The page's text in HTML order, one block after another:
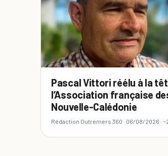
Pascal Vittori réélu à la
l’Association française
Nouvelle-Calédonie
Rédaction Outremers 360 · 06/08/2026 ·